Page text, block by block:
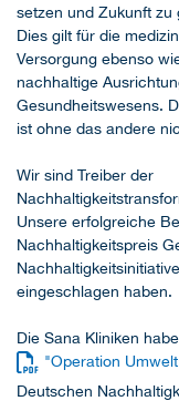
setzen und Zukunft zu
Dies gilt für die
Versorgung ebenso
nachhaltige
Gesundheitswesens.
ist ohne das andere
Wir sind Treiber der
Unsere erfolgreiche
Nachhaltigkeitspreis
eingeschlagen haben.
Die Sana Kliniken
"Operation
Deutschen